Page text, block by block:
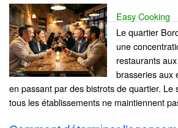
Easy Cooking
Le quartier
une
restaurants
brasseries aux
en passant par des bistrots de quartier. Le
tous les établissements ne maintiennent